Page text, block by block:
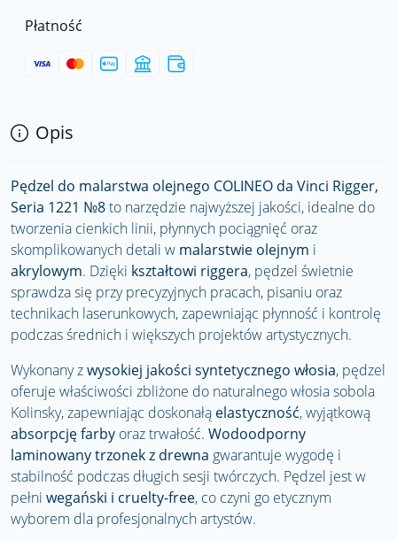
Płatność
Opis
Pędzel do malarstwa olejnego COLINEO da Vinci Rigger,
Seria 1221 №8to narzędzie najwyższej jakości, idealne do
tworzenia cienkich linii, płynnych pociągnięć oraz
skomplikowanych detali w malarstwie olejnym i
akrylowym. Dzięki kształtowi riggera, pędzel świetnie
sprawdza się przy precyzyjnych pracach, pisaniu oraz
technikach laserunkowych, zapewniając płynność i kontrolę
podczas średnich i większych projektów artystycznych.
Wykonany zwysokiej jakości syntetycznego włosia, pędzel
oferuje właściwości zbliżone do naturalnego włosia sobola
Kolinsky, zapewniając doskonałą elastyczność, wyjątkową
absorpcję farby oraz trwałość. Wodoodporny
laminowany trzonek z drewna gwarantuje wygodę i
stabilność podczas długich sesji twórczych. Pędzel jest w
pełni wegański i cruelty-free, co czyni go etycznym
wyborem dla profesjonalnych artystów.